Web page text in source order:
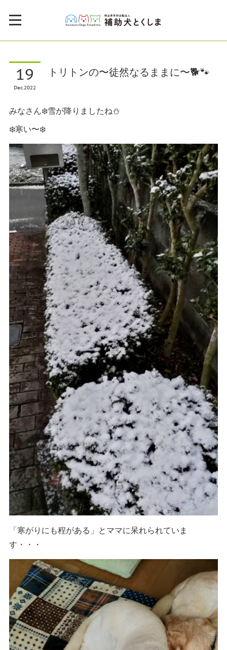
19
Dec2022
トリトンの〜徒然なるままに〜🐕🐾
みなさん❄️雪が降りましたね⛄️
❄️寒い〜❄️
「寒がりにも程がある」とママに呆れられていま
す・・・